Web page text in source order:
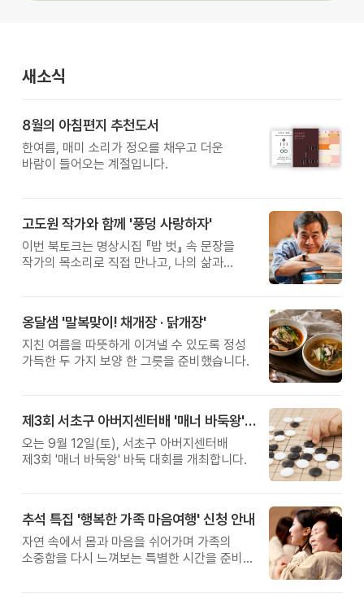
새소식
8월의 아침편지 추천도서
한여름, 매미 소리가 정오를 채우고 더운
바람이 들어오는 계절입니다.
고도원 작가와 함께 '풍덩 사랑하자'
이번 북토크는 명상시집 『밥 벗』 속 문장을
작가의 목소리로 직접 만나고, 나의 삶과
옹달샘 '말복맞이! 채개장 · 닭개장'
지친 여름을 따뜻하게 이겨낼 수 있도록 정성
가득한 두 가지 보양 한 그릇을 준비했습니다.
제3회 서초구 아버지센터배 '매너 바둑왕' 대회
오는 9월 12일(토), 서초구 아버지센터배
제3회 '매너 바둑왕' 바둑 대회를 개최합니다.
추석 특집 '행복한 가족 마음여행' 신청 안내
자연 속에서 몸과 마음을 쉬어가며 가족의
소중함을 다시 느껴보는 특별한 시간을 준비해